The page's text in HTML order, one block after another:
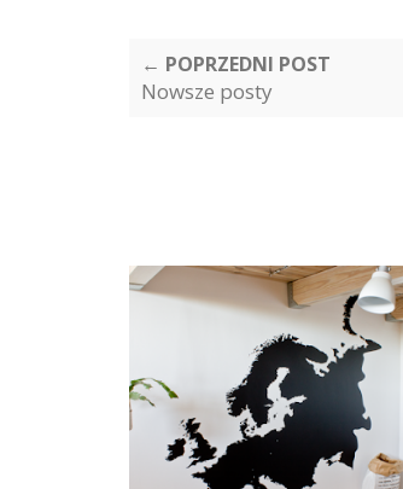
← POPRZEDNI POST
Nowsze posty